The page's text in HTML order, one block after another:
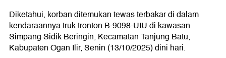
Diketahui, korban ditemukan tewas terbakar di dalam
kendaraannya truk tronton B-9098-UIU di kawasan
Simpang Sidik Beringin, Kecamatan Tanjung Batu,
Kabupaten Ogan Ilir, Senin (13/10/2025) dini hari.